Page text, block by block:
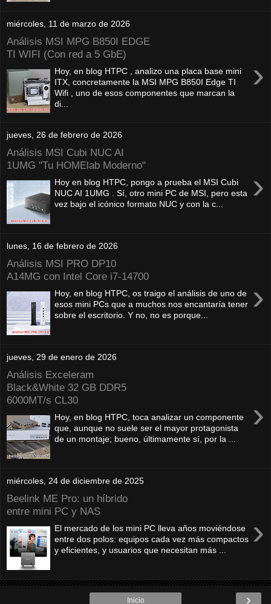
miércoles, 11 de marzo de 2026
Análisis MSI MPG B850I EDGE
TI WIFI (Con red a 5 GbE)
›
Hoy, en blog HTPC , analizo una placa base mini
ITX, concretamente la MSI MPG B850I Edge TI
Wifi , uno de esos componentes que marcan la
di...
jueves, 26 de febrero de 2026
Análisis MSI Cubi NUC AI
1UMG "Tu HOMElab Moderno"
›
Hoy en blog HTPC, pongo a prueba el MSI Cubi
NUC AI 1UMG . Sí, otro mini PC de MSI, pero esta
vez bajo el icónico formato NUC y con la c...
lunes, 16 de febrero de 2026
Análisis MSI PRO DP10
A14MG con Intel Core i7-14700
›
Hoy, en blog HTPC, os traigo el análisis de uno de
esos mini PCs que a muchos nos encantaría tener
sobre el escritorio. Y no, no es porque...
jueves, 29 de enero de 2026
Análisis Exceleram
Black&White 32 GB DDR5
6000MT/s CL30
›
Hoy, en blog HTPC, toca analizar un componente
que, aunque no suele ser el mayor protagonista
de un montaje; bueno, últimamente sí, por la ...
miércoles, 24 de diciembre de 2025
Beelink ME Pro: un híbrido
entre mini PC y NAS
›
El mercado de los mini PC lleva años moviéndose
entre dos polos: equipos cada vez más compactos
y eficientes, y usuarios que necesitan más ...
›
Inicio